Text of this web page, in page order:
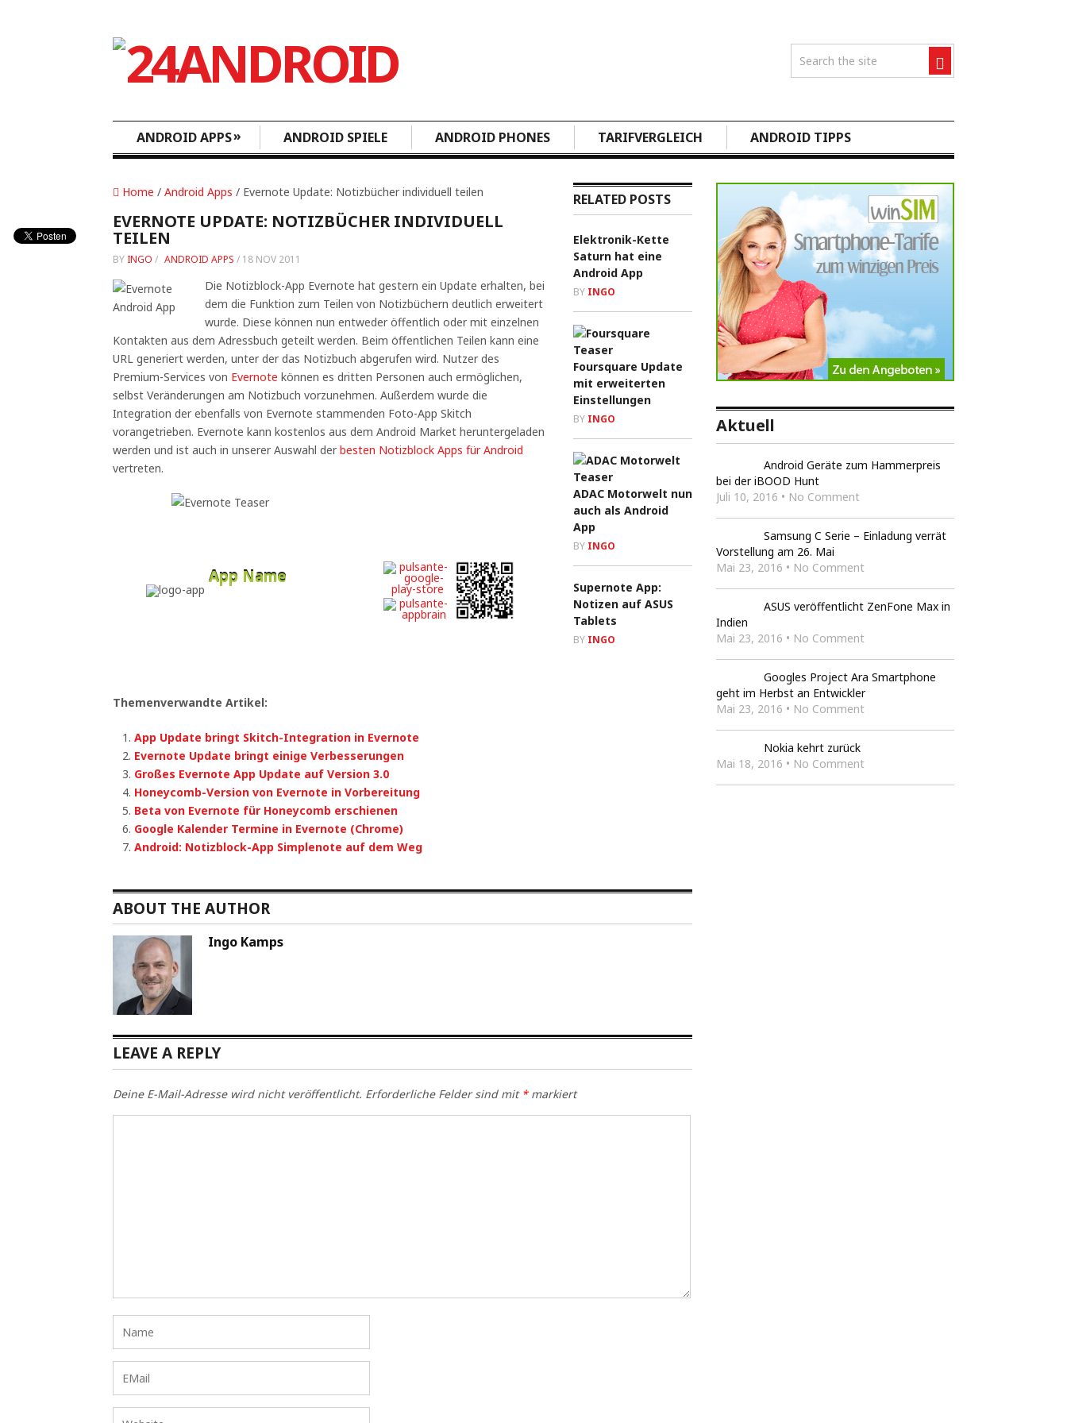
ANDROID APPS» ANDROID SPIELE ANDROID PHONES TARIFVERGLEICH ANDROID TIPPS
Home / Android Apps / Evernote Update: Notizbücher individuell teilen
EVERNOTE UPDATE: NOTIZBÜCHER INDIVIDUELL
TEILEN
BY INGO / ANDROID APPS / 18 NOV 2011
Die Notizblock-App Evernote hat gestern ein Update erhalten, bei
dem die Funktion zum Teilen von Notizbüchern deutlich erweitert
wurde. Diese können nun entweder öffentlich oder mit einzelnen
Kontakten aus dem Adressbuch geteilt werden. Beim öffentlichen Teilen kann eine
URL generiert werden, unter der das Notizbuch abgerufen wird. Nutzer des
Premium-Services von Evernote können es dritten Personen auch ermöglichen,
selbst Veränderungen am Notizbuch vorzunehmen. Außerdem wurde die
Integration der ebenfalls von Evernote stammenden Foto-App Skitch
vorangetrieben. Evernote kann kostenlos aus dem Android Market heruntergeladen
werden und ist auch in unserer Auswahl der besten Notizblock Apps für Android
vertreten.
App Name
Themenverwandte Artikel:
App Update bringt Skitch-Integration in Evernote
Evernote Update bringt einige Verbesserungen
Großes Evernote App Update auf Version 3.0
Honeycomb-Version von Evernote in Vorbereitung
Beta von Evernote für Honeycomb erschienen
Google Kalender Termine in Evernote (Chrome)
Android: Notizblock-App Simplenote auf dem Weg
RELATED POSTS
Elektronik-Kette
Saturn hat eine
Android App
BY INGO
Foursquare Update
mit erweiterten
Einstellungen
BY INGO
ADAC Motorwelt nun
auch als Android
App
BY INGO
Supernote App:
Notizen auf ASUS
Tablets
BY INGO
ABOUT THE AUTHOR
Ingo Kamps
LEAVE A REPLY
Deine E-Mail-Adresse wird nicht veröffentlicht. Erforderliche Felder sind mit *markiert
Aktuell
Android Geräte zum Hammerpreis
bei der iBOOD Hunt
Juli 10, 2016 • No Comment
Samsung C Serie – Einladung verrät
Vorstellung am 26. Mai
Mai 23, 2016 • No Comment
ASUS veröffentlicht ZenFone Max in
Indien
Mai 23, 2016 • No Comment
Googles Project Ara Smartphone
geht im Herbst an Entwickler
Mai 23, 2016 • No Comment
Nokia kehrt zurück
Mai 18, 2016 • No Comment